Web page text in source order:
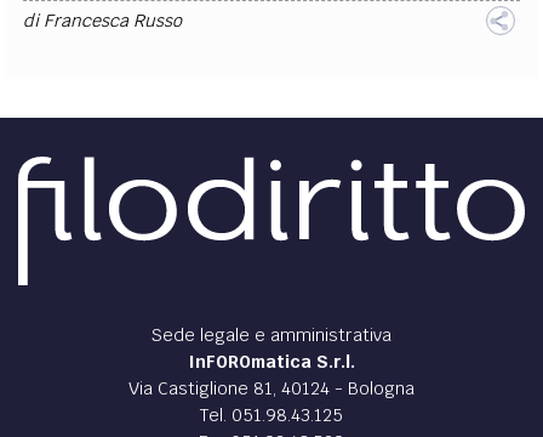
diFrancesca Russo
scambio
Una riflessione sulla situazione attuale: quando la
responsabilità incontra l'indignazione.
Tommaso Bagnulo
Un anno vissuto pericolosamente e finito peggio.
Riccardo Ruggeri